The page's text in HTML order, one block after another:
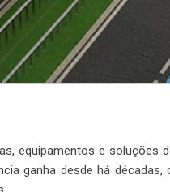
equipamentos e soluções
ganha desde há